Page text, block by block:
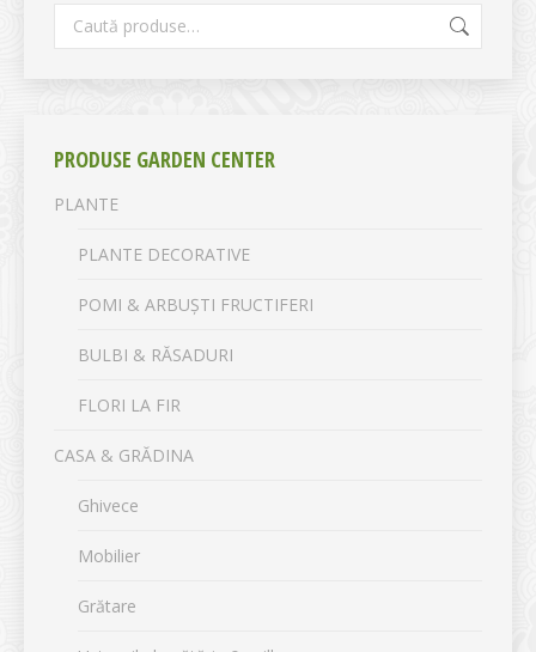
PRODUSE GARDEN CENTER
PLANTE
PLANTE DECORATIVE
POMI & ARBUȘTI FRUCTIFERI
BULBI & RĂSADURI
FLORI LA FIR
CASA & GRĂDINA
Ghivece
Mobilier
Grătare